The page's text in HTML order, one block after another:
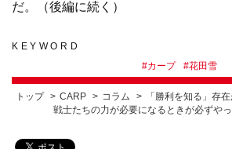
だ。（後編に続く）
KEYWORD
#カープ #花田雪
トップ CARP コラム
「勝利を知る」存
戦士たちの力が必要になるときが必ずやっ